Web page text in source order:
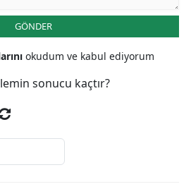
GÖNDER
okudum ve kabul ediyorum
sonucu kaçtır?